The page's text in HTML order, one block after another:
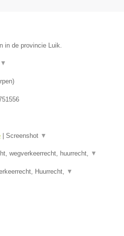
in de provincie Luik.
▼
)
| Screenshot ▼
wegverkeerrecht, huurrecht, ▼
Huurrecht, ▼